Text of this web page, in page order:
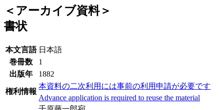
＜アーカイブ資料＞
書状
本文言語 日本語
巻冊数
1
出版年
1882
権利情報
本資料の二次利用には事前の利用申請が必要です
Advance application is required to reuse the material